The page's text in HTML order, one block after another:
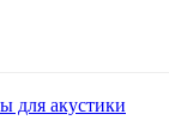
для акустики